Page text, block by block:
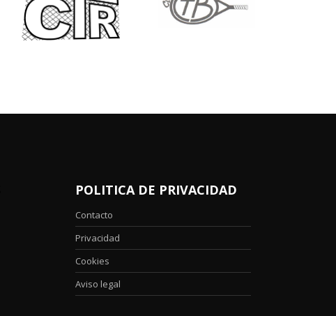
POLITICA DE PRIVACIDAD
Contacto
Privacidad
Cookies
Aviso legal